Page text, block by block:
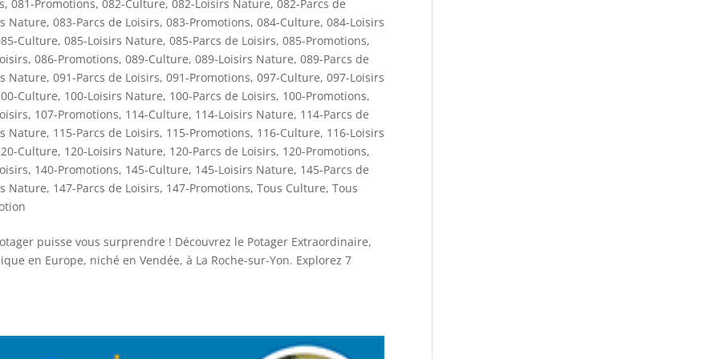
, 081-Promotions, 082-Culture, 082-Loisirs Nature, 082-Parcs de
Nature, 083-Parcs de Loisirs, 083-Promotions, 084-Culture, 084-Loisirs
Culture, 085-Loisirs Nature, 085-Parcs de Loisirs, 085-Promotions,
, 086-Promotions, 089-Culture, 089-Loisirs Nature, 089-Parcs de
Nature, 091-Parcs de Loisirs, 091-Promotions, 097-Culture, 097-Loisirs
Culture, 100-Loisirs Nature, 100-Parcs de Loisirs, 100-Promotions,
, 107-Promotions, 114-Culture, 114-Loisirs Nature, 114-Parcs de
Nature, 115-Parcs de Loisirs, 115-Promotions, 116-Culture, 116-Loisirs
Culture, 120-Loisirs Nature, 120-Parcs de Loisirs, 120-Promotions,
, 140-Promotions, 145-Culture, 145-Loisirs Nature, 145-Parcs de
Nature, 147-Parcs de Loisirs, 147-Promotions, Tous Culture, Tous
puisse vous surprendre ! Découvrez le Potager Extraordinaire,
en Europe, niché en Vendée, à La Roche-sur-Yon. Explorez 7